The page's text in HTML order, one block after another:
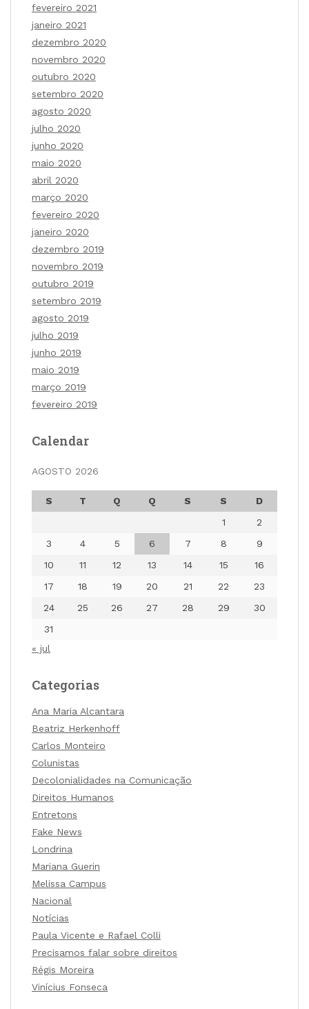
fevereiro 2021
janeiro 2021
dezembro 2020
novembro 2020
outubro 2020
setembro 2020
agosto 2020
julho 2020
junho 2020
maio 2020
abril 2020
março 2020
fevereiro 2020
janeiro 2020
dezembro 2019
novembro 2019
outubro 2019
setembro 2019
agosto 2019
julho 2019
junho 2019
maio 2019
março 2019
fevereiro 2019
Calendar
AGOSTO 2026
S T Q Q S S
D
1
2
3
4 5 6 7 8
9
10
11 12 13 14 15
16
17
18 19 20 21 22
23
24
25 26 27 28 29
30
31
« jul
Categorias
Ana Maria Alcantara
Beatriz Herkenhoff
Carlos Monteiro
Colunistas
Decolonialidades na Comunicação
Direitos Humanos
Entretons
Fake News
Londrina
Mariana Guerin
Melissa Campus
Nacional
Notícias
Paula Vicente e Rafael Colli
Precisamos falar sobre direitos
Régis Moreira
Vinícius Fonseca